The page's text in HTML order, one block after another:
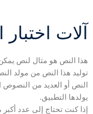
آلات اختبار
هذا النص هو مثال لنص
توليد هذا النص من مولد
النص أو العديد من
يولدها التطبيق.
إذا كنت تحتاج إلى عدد